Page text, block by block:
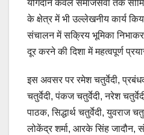
योगदान केवल समाजसेवा तक
के क्षेत्र में भी उल्लेखनीय कार्य
संचालन में सक्रिय भूमिका
दूर करने की दिशा में महत्वपूर्ण
इस अवसर पर रमेश चतुर्वेदी,
चतुर्वेदी, पंकज चतुर्वेदी, नरेश
पाठक, सिद्धार्थ चतुर्वेदी, युवराज
लोकेंद्र शर्मा, आरके सिंह जादौन,